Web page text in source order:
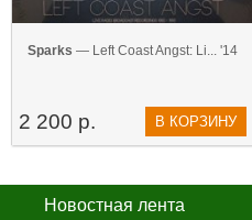
Sparks — Left Coast Angst: Li... '14
2 200 р. В КОРЗИНУ
Новостная лента